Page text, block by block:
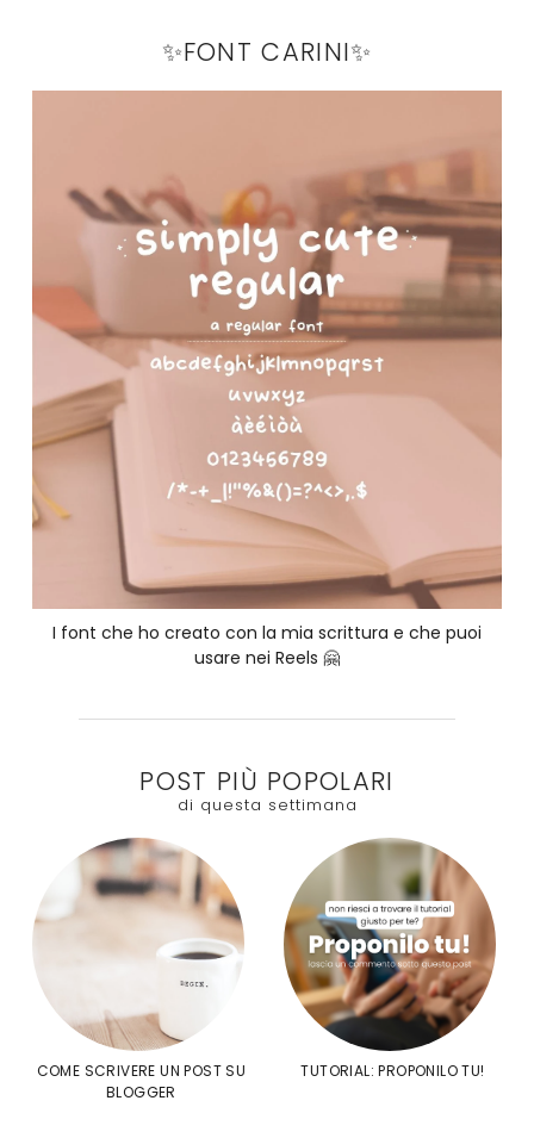
✨FONT CARINI✨
I font che ho creato con la mia scrittura e che puoi
usare nei Reels 🤗
POST PIÙ POPOLARI
di questa settimana
COME SCRIVERE UN POST SU
BLOGGER
TUTORIAL: PROPONILO TU!